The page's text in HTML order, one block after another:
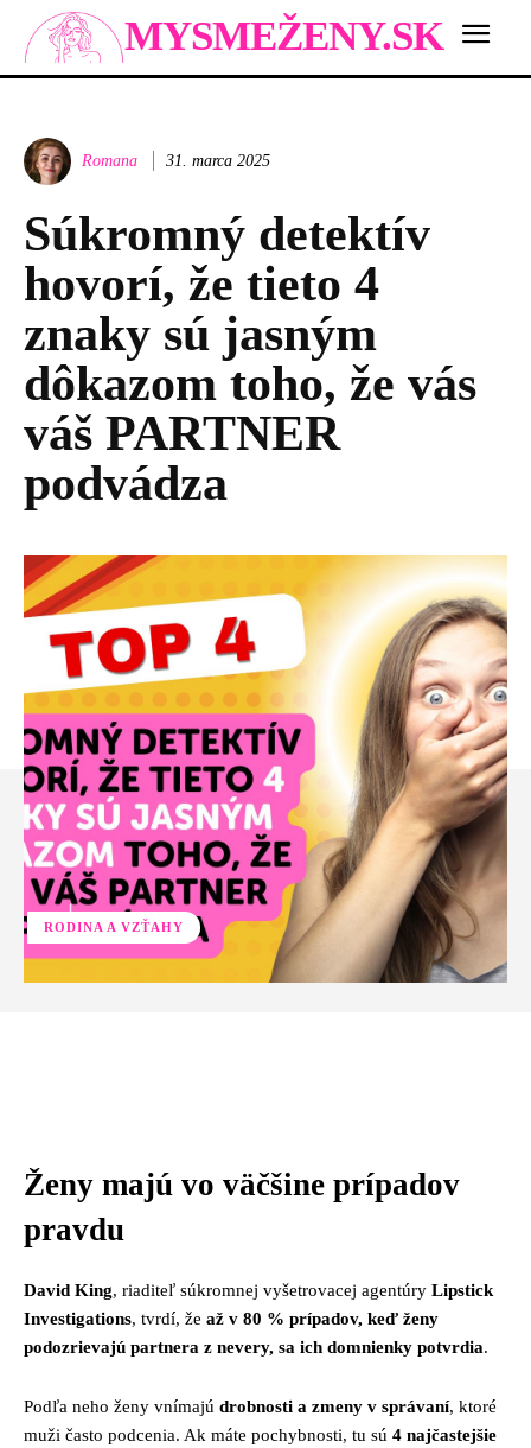
MYSMEŽENY.SK
Romana 31. marca 2025
Súkromný detektív
hovorí, že tieto 4
znaky sú jasným
dôkazom toho, že vás
váš PARTNER
podvádza
RODINA A VZŤAHY
Ženy majú vo väčšine prípadov
pravdu
David King, riaditeľ súkromnej vyšetrovacej agentúry Lipstick
Investigations, tvrdí, že až v 80 % prípadov, keď ženy
podozrievajú partnera z nevery, sa ich domnienky potvrdia.
Podľa neho ženy vnímajú drobnosti a zmeny v správaní, ktoré
muži často podcenia. Ak máte pochybnosti, tu sú 4 najčastejšie